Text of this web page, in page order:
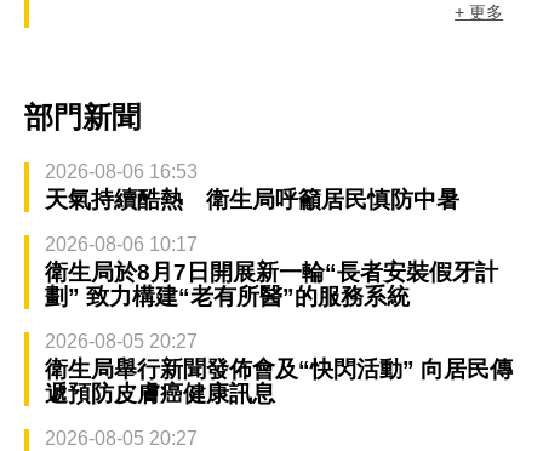
+ 更多
部門新聞
2026-08-06 16:53
天氣持續酷熱 衛生局呼籲居民慎防中暑
2026-08-06 10:17
衛生局於8月7日開展新一輪“長者安裝假牙計
劃” 致力構建“老有所醫”的服務系統
2026-08-05 20:27
衛生局舉行新聞發佈會及“快閃活動” 向居民傳
遞預防皮膚癌健康訊息
2026-08-05 20:27